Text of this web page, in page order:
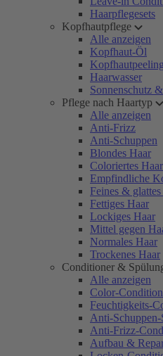
Haarpflegesets
Kopfhautpflege
Alle anzeigen
Kopfhaut-Öl
Kopfhautpeeling
Haarwasser
Sonnenschutz
Pflege nach Haartyp
Alle anzeigen
Anti-Frizz
Anti-Schuppen
Blondes Haar
Coloriertes Haar
Empfindliche
Feines &
Fettiges Haar
Lockiges Haar
Mittel gegen
Normales Haar
Trockenes Haar
Conditioner &
Alle anzeigen
Color-
Feuchtigkeits-
Anti-Schuppen-
Anti-Frizz-
Aufbau &